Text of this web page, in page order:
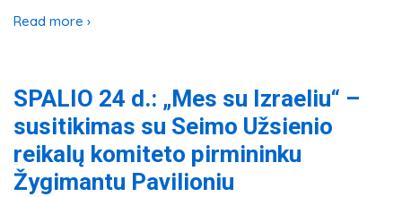
Read more ›
SPALIO 24 d.: „Mes su Izraeliu“ –
susitikimas su Seimo Užsienio
reikalų komiteto pirmininku
Žygimantu Pavilioniu